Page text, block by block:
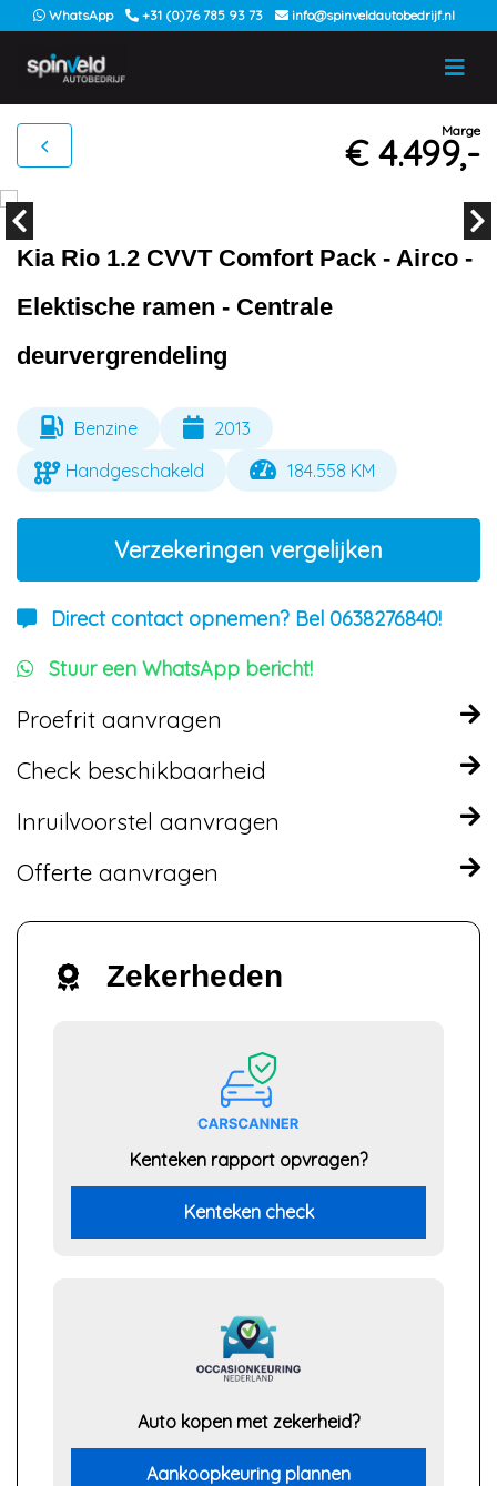
WhatsApp +31 (0)76 785 93 73 info@spinveldautobedrijf.nl
Marge
€ 4.499,-
Kia Rio 1.2 CVVT Comfort Pack - Airco -
Elektische ramen - Centrale
deurvergrendeling
Benzine
2013
Handgeschakeld
184.558 KM
Verzekeringen vergelijken
Direct contact opnemen? Bel 0638276840!
Stuur een WhatsApp bericht!
Proefrit aanvragen
Check beschikbaarheid
Inruilvoorstel aanvragen
Offerte aanvragen
Zekerheden
Kenteken rapport opvragen?
Kenteken check
Auto kopen met zekerheid?
Aankoopkeuring plannen